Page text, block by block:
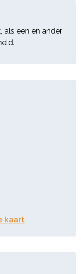
als een en ander
kaart